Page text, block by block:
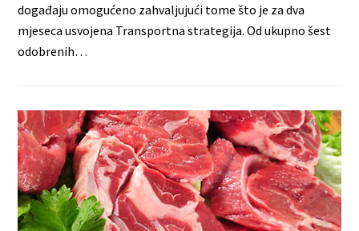
događaju omogućeno zahvaljujući tome što je za dva
mjeseca usvojena Transportna strategija. Od ukupno šest
odobrenih…